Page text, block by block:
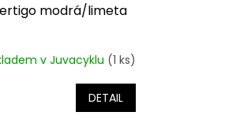
modrá/limeta
v Juvacyklu (1 ks)
DETAIL